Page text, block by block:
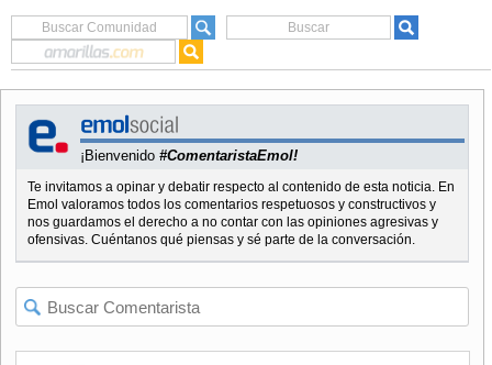
¡Bienvenido #ComentaristaEmol!
Te invitamos a opinar y debatir respecto al contenido de esta noticia. En
Emol valoramos todos los comentarios respetuosos y constructivos y
nos guardamos el derecho a no contar con las opiniones agresivas y
ofensivas. Cuéntanos qué piensas y sé parte de la conversación.